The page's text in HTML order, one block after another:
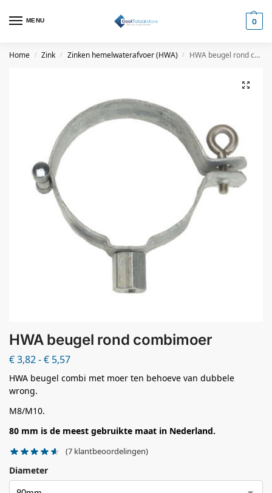
MENU 0
Home / Zink / Zinken hemelwaterafvoer (HWA) / HWA beugel rond combimoer
HWA beugel rond combimoer
€3,82-€ 5,57
HWA beugel combi met moer ten behoeve van dubbele
wrong.
M8/M10.
80 mm is de meest gebruikte maat in Nederland.
(7 klantbeoordelingen)
Diameter